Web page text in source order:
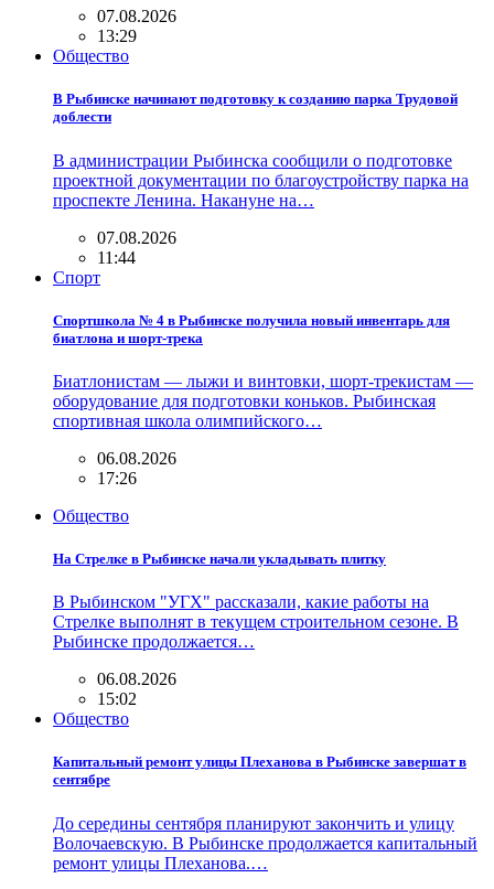
07.08.2026
13:29
Общество
В Рыбинске начинают подготовку к созданию парка Трудовой
доблести
В администрации Рыбинска сообщили о подготовке
проектной документации по благоустройству парка на
проспекте Ленина. Накануне на…
07.08.2026
11:44
Спорт
Спортшкола № 4 в Рыбинске получила новый инвентарь для
биатлона и шорт-трека
Биатлонистам — лыжи и винтовки, шорт-трекистам —
оборудование для подготовки коньков. Рыбинская
спортивная школа олимпийского…
06.08.2026
17:26
Общество
На Стрелке в Рыбинске начали укладывать плитку
В Рыбинском "УГХ" рассказали, какие работы на
Стрелке выполнят в текущем строительном сезоне. В
Рыбинске продолжается…
06.08.2026
15:02
Общество
Капитальный ремонт улицы Плеханова в Рыбинске завершат в
сентябре
До середины сентября планируют закончить и улицу
Волочаевскую. В Рыбинске продолжается капитальный
ремонт улицы Плеханова.…